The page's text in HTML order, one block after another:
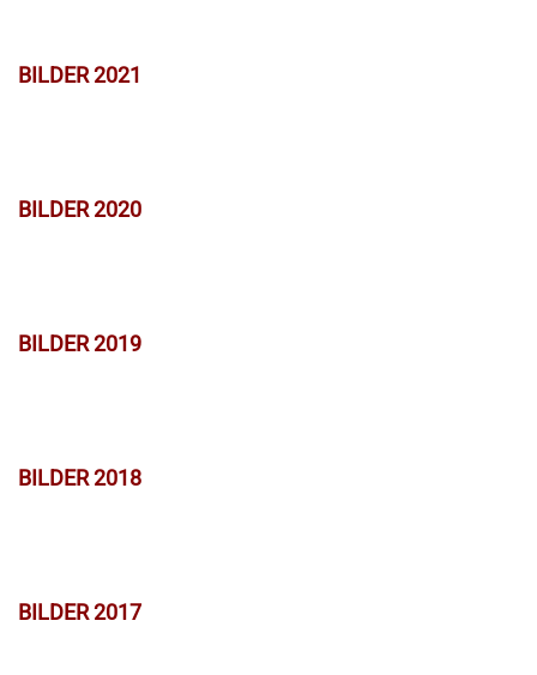
BILDER 2021
BILDER 2020
BILDER 2019
BILDER 2018
BILDER 2017